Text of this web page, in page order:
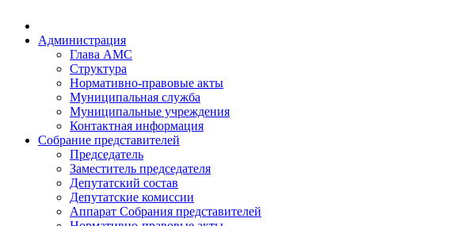
Администрация
Глава АМС
Структура
Нормативно-правовые акты
Муниципальная служба
Муниципальные учреждения
Контактная информация
Собрание представителей
Председатель
Заместитель председателя
Депутатский состав
Депутатские комиссии
Аппарат Собрания представителей